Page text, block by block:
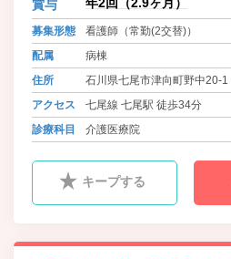
賞与
募集形態
看護師（常勤(2交替)）
配属
病棟
住所
石川県七尾市津向町野中20-1
アクセス
七尾線 七尾駅 徒歩34分
診療科目
介護医療院
キープする